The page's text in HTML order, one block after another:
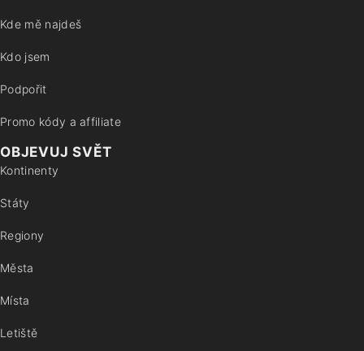
Kde mě najdeš
Kdo jsem
Podpořit
Promo kódy a affiliate
OBJEVUJ SVĚT
Kontinenty
Státy
Regiony
Města
Místa
Letiště